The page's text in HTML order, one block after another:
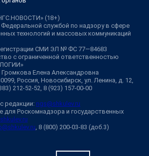
(18+)
службой по надзору в сфере
технологий и массовых коммуникаций
СМИ ЭЛ № ФС 77—84683
с ограниченной ответственностью
Елена Александровна
Россия, Новосибирск, ул. Ленина, д. 12,
212-52-52, 8 (923) 157-00-00
редакции: ngs@shkulev.ru
для Роскомнадзора и государственных
, 8 (800) 200-03-83 (доб.3)